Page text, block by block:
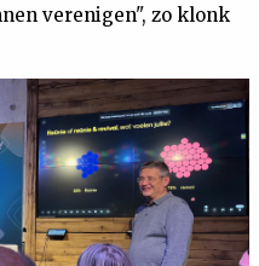
verenigen", zo klonk